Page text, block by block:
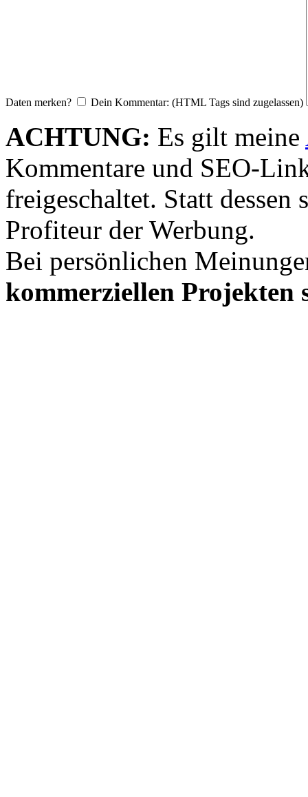
Daten merken? Dein Kommentar: (HTML Tags sind zugelassen)
ACHTUNG: Es gilt meine
Kommentare und SEO-
freigeschaltet. Statt dessen
Profiteur der Werbung.
Bei persönlichen
kommerziellen Projekten